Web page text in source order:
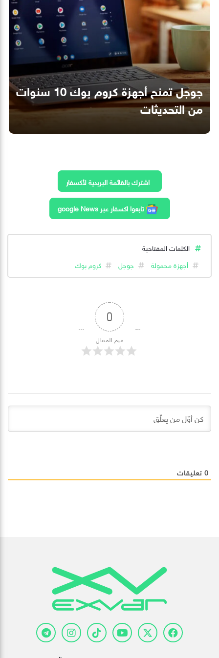
جوجل تمنح أجهزة كروم بوك 10 سنوات
من التحديثات
اشترك بالقائمة البريدية لأكسفار
تابعوا اكسفار عبر google News
الكلمات المفتاحية
أجهزة محمولة
جوجل كروم بوك
0
قيم المقال
0 تعليقات